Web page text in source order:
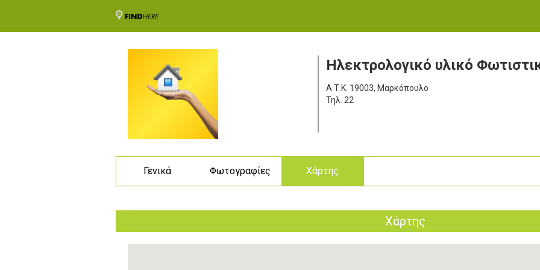
Ηλεκτρολογικό υλικό
Α Τ.Κ. 19003, Μαρκόπουλο
Τηλ. 22
Γενικά Φωτογραφίες Χάρτης
Χάρτης